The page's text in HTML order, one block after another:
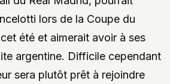
lors de la Coupe du
été et aimerait avoir à ses
argentine. Difficile cependant
sera plutôt prêt à rejoindre